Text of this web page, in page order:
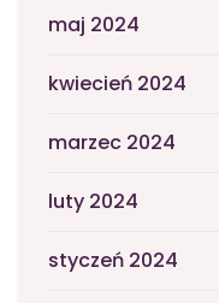
maj 2024
kwiecień 2024
marzec 2024
luty 2024
styczeń 2024